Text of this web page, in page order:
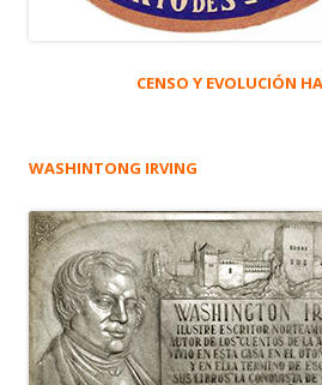
CENSO Y EVOLUCIÓN
WASHINTONG IRVING